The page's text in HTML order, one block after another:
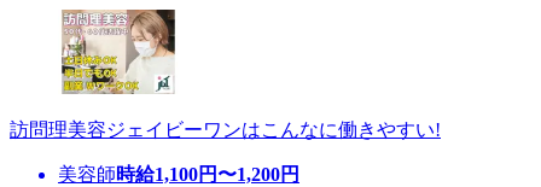
訪問理美容ジェイビーワンはこんなに働きやすい!
美容師時給1,100円〜1,200円